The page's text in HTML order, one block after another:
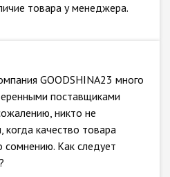
товара у менеджера.
GOODSHINA23 много
поставщиками
никто не
когда качество товара
Как следует